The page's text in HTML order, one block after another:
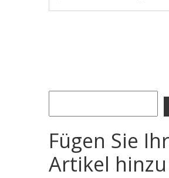
Fügen Sie
Artikel hinzu